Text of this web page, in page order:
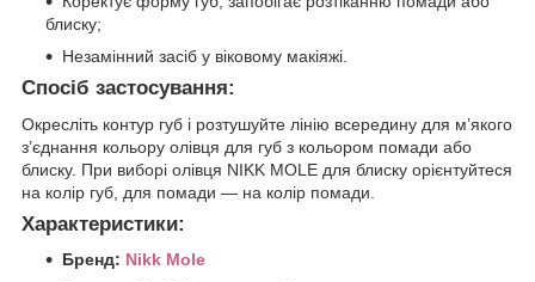
блиску;
Незамінний засіб у віковому макіяжі.
Спосіб застосування:
Окресліть контур губ і розтушуйте лінію всередину для м’якого
з’єднання кольору олівця для губ з кольором помади або
блиску. При виборі олівця NIKK MOLE для блиску орієнтуйтеся
на колір губ, для помади — на колір помади.
Характеристики:
Бренд: Nikk Mole